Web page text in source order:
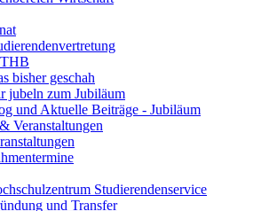
THB
bisher geschah
jubeln zum Jubiläum
und Aktuelle Beiträge - Jubiläum
Veranstaltungen
Studierendenservice
und Transfer